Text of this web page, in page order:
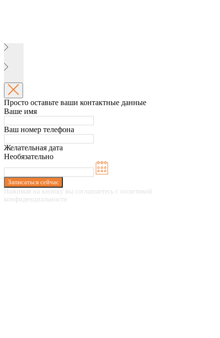
Просто оставьте ваши контактные данные
Ваше имя
Ваш номер телефона
Желательная дата
Необязательно
Записаться сейчас
Нажимая на кнопку вы соглашаетесь с политикой
конфиденциальности